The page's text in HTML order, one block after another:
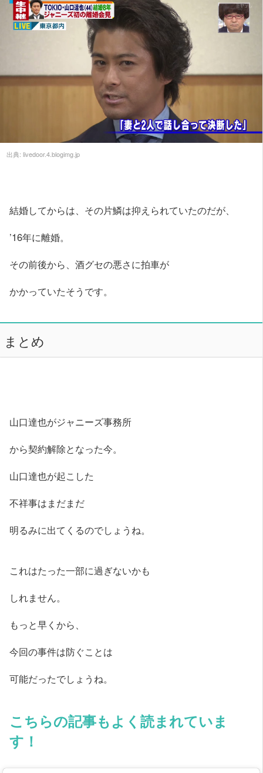
出典: livedoor.4.blogimg.jp
結婚してからは、その片鱗は抑えられていたのだが、
’16年に離婚。
その前後から、酒グセの悪さに拍車が
かかっていたそうです。
まとめ
山口達也がジャニーズ事務所
から契約解除となった今。
山口達也が起こした
不祥事はまだまだ
明るみに出てくるのでしょうね。
これはたった一部に過ぎないかも
しれません。
もっと早くから、
今回の事件は防ぐことは
可能だったでしょうね。
こちらの記事もよく読まれていま
す！